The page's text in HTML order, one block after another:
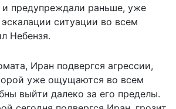
предупреждали раньше, уже
ситуации во всем
Небензя.
Иран подвергся агрессии,
уже ощущаются во всем
выйти далеко за его пределы.